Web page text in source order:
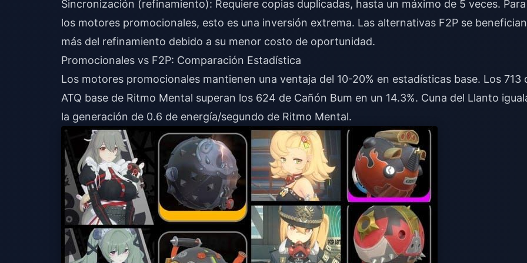
Sincronización (refinamiento): Requiere copias duplicadas, hasta un máximo de 5 veces. Para
los motores promocionales, esto es una inversión extrema. Las alternativas F2P se benefician
más del refinamiento debido a su menor costo de oportunidad.
Promocionales vs F2P: Comparación Estadística
Los motores promocionales mantienen una ventaja del 10-20% en estadísticas base. Los 713
ATQ base de Ritmo Mental superan los 624 de Cañón Bum en un 14.3%. Cuna del Llanto
la generación de 0.6 de energía/segundo de Ritmo Mental.